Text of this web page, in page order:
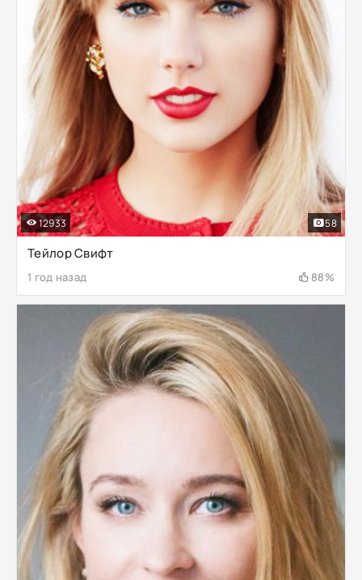
Тейлор Свифт
1 год назад 88%
12933 58